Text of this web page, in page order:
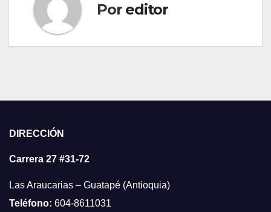
Por editor
DIRECCIÓN
Carrera 27 #31-72
Las Araucarias – Guatapé (Antioquia)
Teléfono: 604-8611031